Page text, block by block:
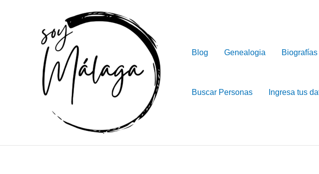
Blog Genealogia Biografías
Buscar Personas Ingresa tus